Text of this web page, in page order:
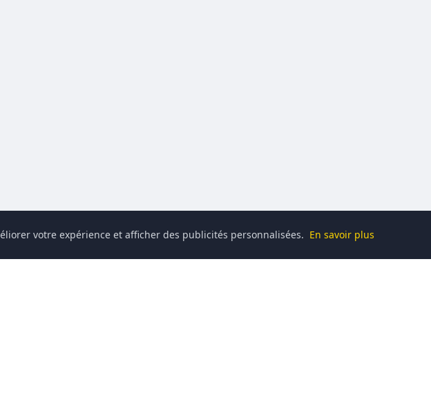
votre expérience et afficher des publicités personnalisées. En savoir plus